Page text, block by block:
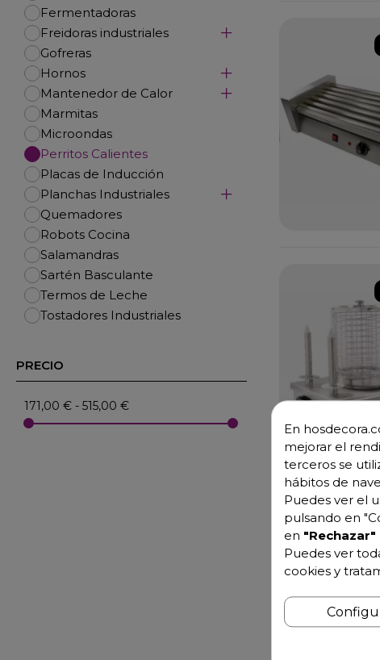
Fermentadoras
Freidoras industriales
Gofreras
Hornos
Mantenedor de Calor
Marmitas
Microondas
Perritos Calientes
Placas de Inducción
Planchas Industriales
Quemadores
Robots Cocina
Salamandras
Sartén Basculante
Termos de Leche
Tostadores Industriales
PRECIO
171,00 € - 515,00 €
En
mejorar el
terceros se
hábitos de
Puedes ver el
pulsando en
en "Rechazar"
Puedes ver
cookies y